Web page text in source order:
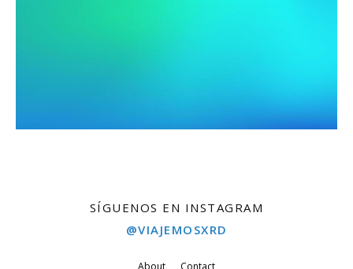
SÍGUENOS EN INSTAGRAM
@VIAJEMOSXRD
About Contact